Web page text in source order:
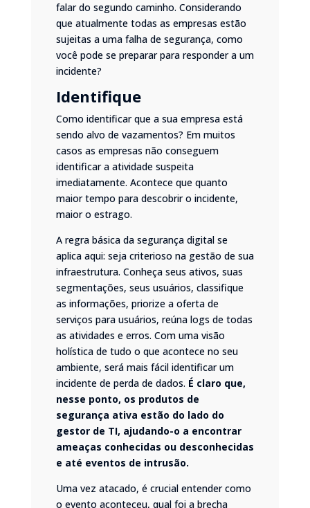
falar do segundo caminho. Considerando
que atualmente todas as empresas estão
sujeitas a uma falha de segurança, como
você pode se preparar para responder a um
incidente?
Identifique
Como identificar que a sua empresa está
sendo alvo de vazamentos? Em muitos
casos as empresas não conseguem
identificar a atividade suspeita
imediatamente. Acontece que quanto
maior tempo para descobrir o incidente,
maior o estrago.
A regra básica da segurança digital se
aplica aqui: seja criterioso na gestão de sua
infraestrutura. Conheça seus ativos, suas
segmentações, seus usuários, classifique
as informações, priorize a oferta de
serviços para usuários, reúna logs de todas
as atividades e erros. Com uma visão
holística de tudo o que acontece no seu
ambiente, será mais fácil identificar um
incidente de perda de dados. É claro que,
nesse ponto, os produtos de
segurança ativa estão do lado do
gestor de TI, ajudando-o a encontrar
ameaças conhecidas ou desconhecidas
e até eventos de intrusão.
Uma vez atacado, é crucial entender como
o evento aconteceu, qual foi a brecha